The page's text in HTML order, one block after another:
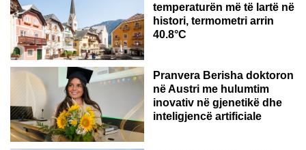
temperaturën më të lartë në
histori, termometri arrin
40.8°C
AUSTRI
Pranvera Berisha doktoron
në Austri me hulumtim
inovativ në gjenetikë dhe
inteligjencë artificiale